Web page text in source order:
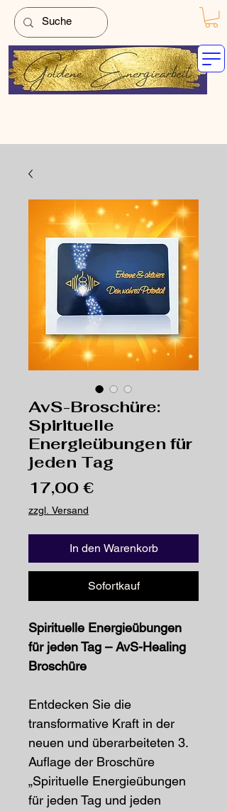
AvS-Broschüre:
Spirituelle
Energieübungen für
jeden Tag
17,00 €
zzgl. Versand
In den Warenkorb
Sofortkauf
Spirituelle Energieübungen
für jeden Tag – AvS-Healing
Broschüre
Entdecken Sie die
transformative Kraft in der
neuen und überarbeiteten 3.
Auflage der Broschüre
„Spirituelle Energieübungen
für jeden Tag und jeden